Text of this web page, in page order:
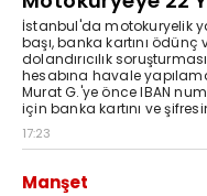
İstanbul'da motokuryelik
başı, banka kartını
dolandırıcılık
hesabına havale
Murat G.'ye önce IBAN
için banka kartını ve
17:23
Manşet